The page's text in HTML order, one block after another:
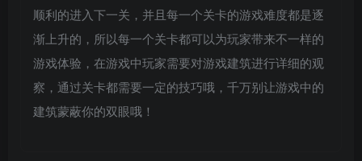
顺利的进入下一关，并且每一个关卡的游戏难度都是逐
渐上升的，所以每一个关卡都可以为玩家带来不一样的
游戏体验，在游戏中玩家需要对游戏建筑进行详细的观
察，通过关卡都需要一定的技巧哦，千万别让游戏中的
建筑蒙蔽你的双眼哦！